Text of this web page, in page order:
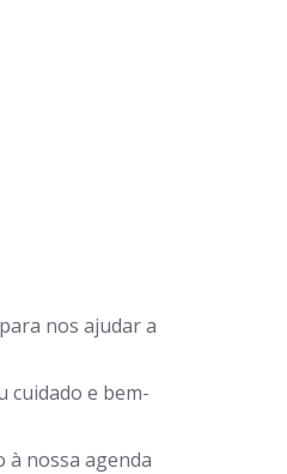
nos ajudar a
cuidado e bem-
à nossa agenda